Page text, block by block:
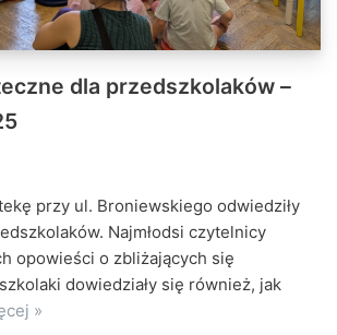
dla przedszkolaków –
przy ul. Broniewskiego odwiedziły
Najmłodsi czytelnicy
opowieści o zbliżających się
dowiedziały się również, jak
»